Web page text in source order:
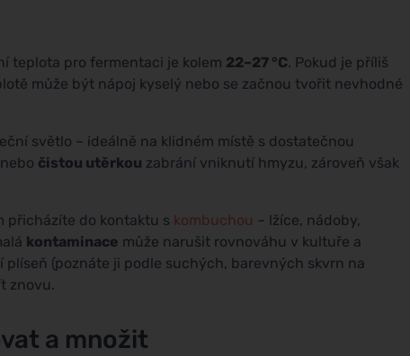
teplota pro fermentaci je kolem 22–27 °C. Pokud je příliš
může být nápoj kyselý nebo se začnou tvořit nevhodné
světlo – ideálně na klidném místě s dostatečnou
nebo čistou utěrkou zabrání vniknutí hmyzu, zároveň však
přicházíte do kontaktu s kombuchou – lžíce, nádoby,
kontaminace může narušit rovnováhu v kultuře a
(poznáte ji podle suchých, barevných skvrn na
znovu.
a množit